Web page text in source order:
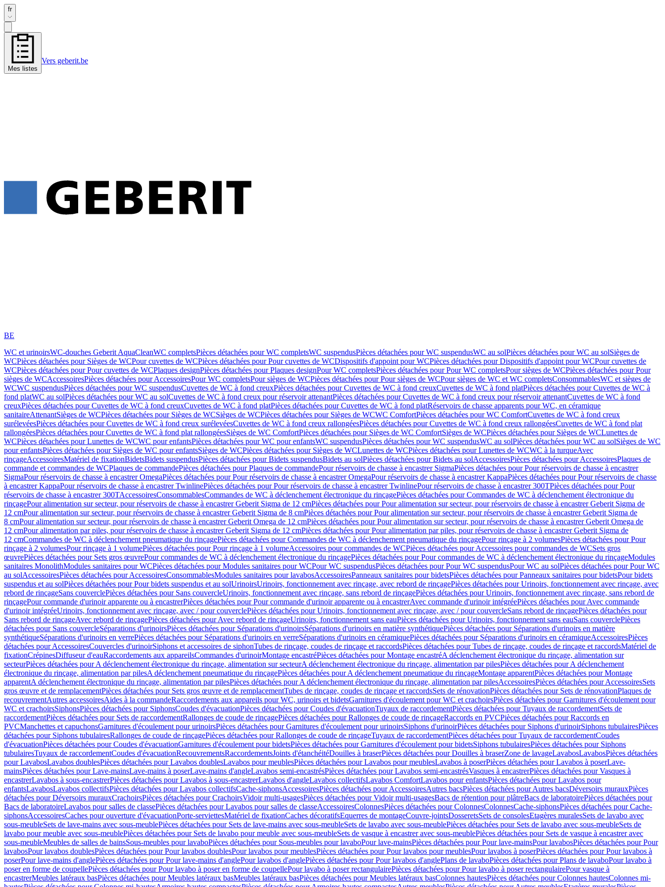
fr
Mes listes
Vers geberit.be
BE
WC et urinoirsWC-douches Geberit AquaCleanWC completsPièces détachées pour WC completsWC suspendusPièces détachées pour WC suspendusWC au solPièces détachées pour WC au solSièges de
WCPièces détachées pour Sièges de WCPour cuvettes de WCPièces détachées pour Pour cuvettes de WCDispositifs d'appoint pour WCPièces détachées pour Dispositifs d'appoint pour WCPour cuvettes de
WCPièces détachées pour Pour cuvettes de WCPlaques designPièces détachées pour Plaques designPour WC completsPièces détachées pour Pour WC completsPour sièges de WCPièces détachées pour Pour
sièges de WCAccessoiresPièces détachées pour AccessoiresPour WC completsPour sièges de WCPièces détachées pour Pour sièges de WCPour sièges de WC et WC completsConsommablesWC et sièges de
WCWC suspendusPièces détachées pour WC suspendusCuvettes de WC à fond creuxPièces détachées pour Cuvettes de WC à fond creuxCuvettes de WC à fond platPièces détachées pour Cuvettes de WC à
fond platWC au solPièces détachées pour WC au solCuvettes de WC à fond creux pour réservoir attenantPièces détachées pour Cuvettes de WC à fond creux pour réservoir attenantCuvettes de WC à fond
creuxPièces détachées pour Cuvettes de WC à fond creuxCuvettes de WC à fond platPièces détachées pour Cuvettes de WC à fond platRéservoirs de chasse apparents pour WC, en céramique
sanitaireAttenantSièges de WCPièces détachées pour Sièges de WCSièges de WCPièces détachées pour Sièges de WCWC ComfortPièces détachées pour WC ComfortCuvettes de WC à fond creux
surélevéesPièces détachées pour Cuvettes de WC à fond creux surélevéesCuvettes de WC à fond creux rallongéesPièces détachées pour Cuvettes de WC à fond creux rallongéesCuvettes de WC à fond plat
rallongéesPièces détachées pour Cuvettes de WC à fond plat rallongéesSièges de WC ComfortPièces détachées pour Sièges de WC ComfortSièges de WCPièces détachées pour Sièges de WCLunettes de
WCPièces détachées pour Lunettes de WCWC pour enfantsPièces détachées pour WC pour enfantsWC suspendusPièces détachées pour WC suspendusWC au solPièces détachées pour WC au solSièges de WC
pour enfantsPièces détachées pour Sièges de WC pour enfantsSièges de WCPièces détachées pour Sièges de WCLunettes de WCPièces détachées pour Lunettes de WCWC à la turqueAvec
rinçageAccessoiresMatériel de fixationBidetsBidets suspendusPièces détachées pour Bidets suspendusBidets au solPièces détachées pour Bidets au solAccessoiresPièces détachées pour AccessoiresPlaques de
commande et commandes de WCPlaques de commandePièces détachées pour Plaques de commandePour réservoirs de chasse à encastrer SigmaPièces détachées pour Pour réservoirs de chasse à encastrer
SigmaPour réservoirs de chasse à encastrer OmegaPièces détachées pour Pour réservoirs de chasse à encastrer OmegaPour réservoirs de chasse à encastrer KappaPièces détachées pour Pour réservoirs de chasse
à encastrer KappaPour réservoirs de chasse à encastrer TwinlinePièces détachées pour Pour réservoirs de chasse à encastrer TwinlinePour réservoirs de chasse à encastrer 300TPièces détachées pour Pour
réservoirs de chasse à encastrer 300TAccessoiresConsommablesCommandes de WC à déclenchement électronique du rinçagePièces détachées pour Commandes de WC à déclenchement électronique du
rinçagePour alimentation sur secteur, pour réservoirs de chasse à encastrer Geberit Sigma de 12 cmPièces détachées pour Pour alimentation sur secteur, pour réservoirs de chasse à encastrer Geberit Sigma de
12 cmPour alimentation sur secteur, pour réservoirs de chasse à encastrer Geberit Sigma de 8 cmPièces détachées pour Pour alimentation sur secteur, pour réservoirs de chasse à encastrer Geberit Sigma de
8 cmPour alimentation sur secteur, pour réservoirs de chasse à encastrer Geberit Omega de 12 cmPièces détachées pour Pour alimentation sur secteur, pour réservoirs de chasse à encastrer Geberit Omega de
12 cmPour alimentation par piles, pour réservoirs de chasse à encastrer Geberit Sigma de 12 cmPièces détachées pour Pour alimentation par piles, pour réservoirs de chasse à encastrer Geberit Sigma de
12 cmCommandes de WC à déclenchement pneumatique du rinçagePièces détachées pour Commandes de WC à déclenchement pneumatique du rinçagePour rinçage à 2 volumesPièces détachées pour Pour
rinçage à 2 volumesPour rinçage à 1 volumePièces détachées pour Pour rinçage à 1 volumeAccessoires pour commandes de WCPièces détachées pour Accessoires pour commandes de WCSets gros
œuvrePièces détachées pour Sets gros œuvrePour commandes de WC à déclenchement électronique du rinçagePièces détachées pour Pour commandes de WC à déclenchement électronique du rinçageModules
sanitaires MonolithModules sanitaires pour WCPièces détachées pour Modules sanitaires pour WCPour WC suspendusPièces détachées pour Pour WC suspendusPour WC au solPièces détachées pour Pour WC
au solAccessoiresPièces détachées pour AccessoiresConsommablesModules sanitaires pour lavabosAccessoiresPanneaux sanitaires pour bidetsPièces détachées pour Panneaux sanitaires pour bidetsPour bidets
suspendus et au solPièces détachées pour Pour bidets suspendus et au solUrinoirsUrinoirs, fonctionnement avec rinçage, avec rebord de rinçagePièces détachées pour Urinoirs, fonctionnement avec rinçage, avec
rebord de rinçageSans couverclePièces détachées pour Sans couvercleUrinoirs, fonctionnement avec rinçage, sans rebord de rinçagePièces détachées pour Urinoirs, fonctionnement avec rinçage, sans rebord de
rinçagePour commande d'urinoir apparente ou à encastrerPièces détachées pour Pour commande d'urinoir apparente ou à encastrerAvec commande d'urinoir intégréePièces détachées pour Avec commande
d'urinoir intégréeUrinoirs, fonctionnement avec rinçage, avec / pour couverclePièces détachées pour Urinoirs, fonctionnement avec rinçage, avec / pour couvercleSans rebord de rinçagePièces détachées pour
Sans rebord de rinçageAvec rebord de rinçagePièces détachées pour Avec rebord de rinçageUrinoirs, fonctionnement sans eauPièces détachées pour Urinoirs, fonctionnement sans eauSans couverclePièces
détachées pour Sans couvercleSéparations d'urinoirsPièces détachées pour Séparations d'urinoirsSéparations d'urinoirs en matière synthétiquePièces détachées pour Séparations d'urinoirs en matière
synthétiqueSéparations d'urinoirs en verrePièces détachées pour Séparations d'urinoirs en verreSéparations d'urinoirs en céramiquePièces détachées pour Séparations d'urinoirs en céramiqueAccessoiresPièces
détachées pour AccessoiresCouvercles d'urinoirSiphons et accessoires de siphonTubes de rinçage, coudes de rinçage et raccordsPièces détachées pour Tubes de rinçage, coudes de rinçage et raccordsMatériel de
fixationCrépinesDiffuseur d'eauRaccordements aux appareilsCommandes d'urinoirMontage encastréPièces détachées pour Montage encastréA déclenchement électronique du rinçage, alimentation sur
secteurPièces détachées pour A déclenchement électronique du rinçage, alimentation sur secteurA déclenchement électronique du rinçage, alimentation par pilesPièces détachées pour A déclenchement
électronique du rinçage, alimentation par pilesA déclenchement pneumatique du rinçagePièces détachées pour A déclenchement pneumatique du rinçageMontage apparentPièces détachées pour Montage
apparentA déclenchement électronique du rinçage, alimentation par pilesPièces détachées pour A déclenchement électronique du rinçage, alimentation par pilesAccessoiresPièces détachées pour AccessoiresSets
gros œuvre et de remplacementPièces détachées pour Sets gros œuvre et de remplacementTubes de rinçage, coudes de rinçage et raccordsSets de rénovationPièces détachées pour Sets de rénovationPlaques de
recouvrementAutres accessoiresAides à la commandeRaccordements aux appareils pour WC, urinoirs et bidetsGarnitures d'écoulement pour WC et crachoirsPièces détachées pour Garnitures d'écoulement pour
WC et crachoirsSiphonsPièces détachées pour SiphonsCoudes d'évacuationPièces détachées pour Coudes d'évacuationTuyaux de raccordementPièces détachées pour Tuyaux de raccordementSets de
raccordementPièces détachées pour Sets de raccordementRallonges de coude de rinçagePièces détachées pour Rallonges de coude de rinçageRaccords en PVCPièces détachées pour Raccords en
PVCManchettes et capuchonsGarnitures d'écoulement pour urinoirsPièces détachées pour Garnitures d'écoulement pour urinoirsSiphons d'urinoirPièces détachées pour Siphons d'urinoirSiphons tubulairesPièces
détachées pour Siphons tubulairesRallonges de coude de rinçagePièces détachées pour Rallonges de coude de rinçageTuyaux de raccordementPièces détachées pour Tuyaux de raccordementCoudes
d'évacuationPièces détachées pour Coudes d'évacuationGarnitures d'écoulement pour bidetsPièces détachées pour Garnitures d'écoulement pour bidetsSiphons tubulairesPièces détachées pour Siphons
tubulairesTuyaux de raccordementCoudes d'évacuationRecouvrementsRaccordementsJoints d'étanchéitéDouilles à braserPièces détachées pour Douilles à braserZone de lavageLavabosLavabosPièces détachées
pour LavabosLavabos doublesPièces détachées pour Lavabos doublesLavabos pour meublesPièces détachées pour Lavabos pour meublesLavabos à poserPièces détachées pour Lavabos à poserLave-
mainsPièces détachées pour Lave-mainsLave-mains à poserLave-mains d'angleLavabos semi-encastrésPièces détachées pour Lavabos semi-encastrésVasques à encastrerPièces détachées pour Vasques à
encastrerLavabos à sous-encastrerPièces détachées pour Lavabos à sous-encastrerLavabos d'angleLavabos collectifsLavabos ComfortLavabos pour enfantsPièces détachées pour Lavabos pour
enfantsLavabosLavabos collectifsPièces détachées pour Lavabos collectifsCache-siphonsAccessoiresPièces détachées pour AccessoiresAutres bacsPièces détachées pour Autres bacsDéversoirs murauxPièces
détachées pour Déversoirs murauxCrachoirsPièces détachées pour CrachoirsVidoir multi-usagesPièces détachées pour Vidoir multi-usagesBacs de rétention pour plâtreBacs de laboratoirePièces détachées pour
Bacs de laboratoireLavabos pour salles de classePièces détachées pour Lavabos pour salles de classeAccessoiresColonnesPièces détachées pour ColonnesColonnesCache-siphonsPièces détachées pour Cache-
siphonsAccessoiresCaches pour ouverture d'évacuationPorte-serviettesMatériel de fixationCaches décoratifsEquerres de montageCouvre-jointsDosseretsSets de consolesEtagères muralesSets de lavabo avec
sous-meubleSets de lave-mains avec sous-meublePièces détachées pour Sets de lave-mains avec sous-meubleSets de lavabo avec sous-meublePièces détachées pour Sets de lavabo avec sous-meubleSets de
lavabo pour meuble avec sous-meublePièces détachées pour Sets de lavabo pour meuble avec sous-meubleSets de vasque à encastrer avec sous-meublePièces détachées pour Sets de vasque à encastrer avec
sous-meubleMeubles de salles de bainsSous-meubles pour lavaboPièces détachées pour Sous-meubles pour lavaboPour lave-mainsPièces détachées pour Pour lave-mainsPour lavabosPièces détachées pour Pour
lavabosPour lavabos doublesPièces détachées pour Pour lavabos doublesPour lavabos pour meublesPièces détachées pour Pour lavabos pour meublesPour lavabos à poserPièces détachées pour Pour lavabos à
poserPour lave-mains d'anglePièces détachées pour Pour lave-mains d'anglePour lavabos d'anglePièces détachées pour Pour lavabos d'anglePlans de lavaboPièces détachées pour Plans de lavaboPour lavabo à
poser en forme de coupellePièces détachées pour Pour lavabo à poser en forme de coupellePour lavabo à poser rectangulairePièces détachées pour Pour lavabo à poser rectangulairePour vasque à
encastrerMeubles latéraux basPièces détachées pour Meubles latéraux basMeubles latéraux basPièces détachées pour Meubles latéraux basColonnes hautesPièces détachées pour Colonnes hautesColonnes mi-